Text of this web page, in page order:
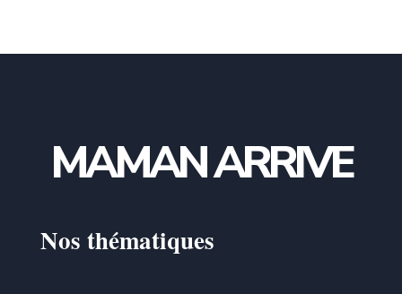
MAMAN ARRIVE
Nos thématiques